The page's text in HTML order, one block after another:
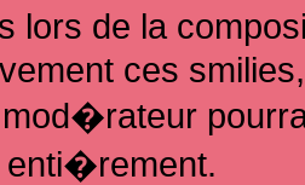
de la
ces
mod�rateur
enti�rement.